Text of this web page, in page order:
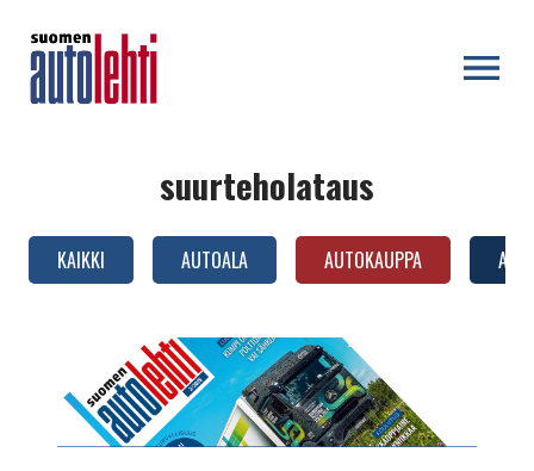
suurteholataus
KAIKKI AUTOALA AUTOKAUPPA
Autolehti
3/2025
ilmestyy
AUTOTEKNIIKKA